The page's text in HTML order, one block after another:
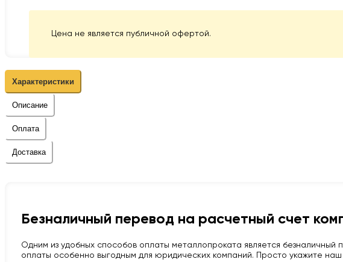
Цена не является публичной офертой.
Характеристики
Описание
Оплата
Доставка
Безналичный перевод на расчетный счет
Одним из удобных способов оплаты металлопроката является
оплаты особенно выгодным для юридических компаний. Просто укажите